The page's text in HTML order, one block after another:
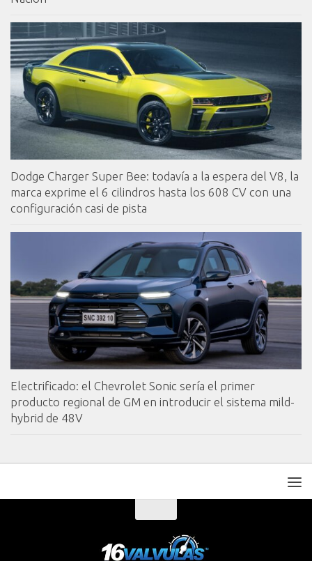
Dodge Charger Super Bee: todavía a la espera del V8, la
marca exprime el 6 cilindros hasta los 608 CV con una
configuración casi de pista
Electrificado: el Chevrolet Sonic sería el primer
producto regional de GM en introducir el sistema mild-
hybrid de 48V